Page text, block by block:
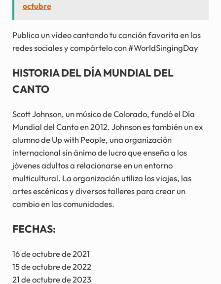
octubre
Publica un vídeo cantando tu canción favorita en las
redes sociales y compártelo con #WorldSingingDay
HISTORIA DEL DÍA MUNDIAL DEL
CANTO
Scott Johnson, un músico de Colorado, fundó el Día
Mundial del Canto en 2012. Johnson es también un ex
alumno de Up with People, una organización
internacional sin ánimo de lucro que enseña a los
jóvenes adultos a relacionarse en un entorno
multicultural. La organización utiliza los viajes, las
artes escénicas y diversos talleres para crear un
cambio en las comunidades.
FECHAS:
16 de octubre de 2021
15 de octubre de 2022
21 de octubre de 2023